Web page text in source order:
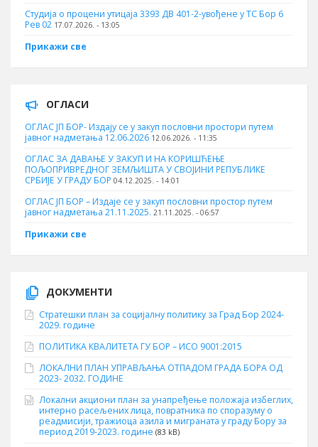
Студија о процени утицаја 3393 ДВ 401-2-увођене у ТС Бор 6
Рев 02 17.07.2026. - 13:05
Прикажи све
ОГЛАСИ
ОГЛАС ЈП БОР- Издају се у закуп пословни простори путем
јавног надметања 12.06.2026 12.06.2026. - 11:35
ОГЛАС ЗА ДАВАЊЕ У ЗАКУП И НА КОРИШЋЕЊЕ
ПОЉОПРИВРЕДНОГ ЗЕМЉИШТА У СВОЈИНИ РЕПУБЛИКЕ
СРБИЈЕ У ГРАДУ БОР 04.12.2025. - 14:01
ОГЛАС ЈП БОР – Издаје се у закуп пословни простор путем
јавног надметања 21.11.2025. 21.11.2025. - 06:57
Прикажи све
ДОКУМЕНТИ
Стратешки план за социјалну политику за Град Бор 2024-
2029. године
ПОЛИТИКА КВАЛИТЕТА ГУ БОР – ИСО 9001:2015
ЛОКАЛНИ ПЛАН УПРАВЉАЊА ОТПАДОМ ГРАДА БОРА ОД
2023- 2032. ГОДИНЕ
Локални акциони план за унапређење положаја избеглих,
интерно расељених лица, повратника по споразуму о
реадмисији, тражиоца азила и миграната у граду Бору за
период 2019-2023. године (83 kB)